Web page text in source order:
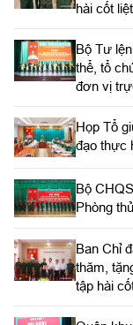
hài cốt
Bộ Tư
thể, tổ
đơn vị
Họp Tổ
đạo thực
Bộ
Phòng
Ban Chỉ
thăm,
tập hài